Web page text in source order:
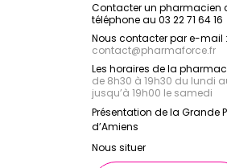
Contacter un pharmacien
téléphone au 03 22 71 64 16
Nous contacter par e-mail :
contact@pharmaforce.fr
Les horaires de la
de 8h30 à 19h30 du lundi
jusqu’à 19h00 le samedi
Présentation de la Grande
d’Amiens
Nous situer